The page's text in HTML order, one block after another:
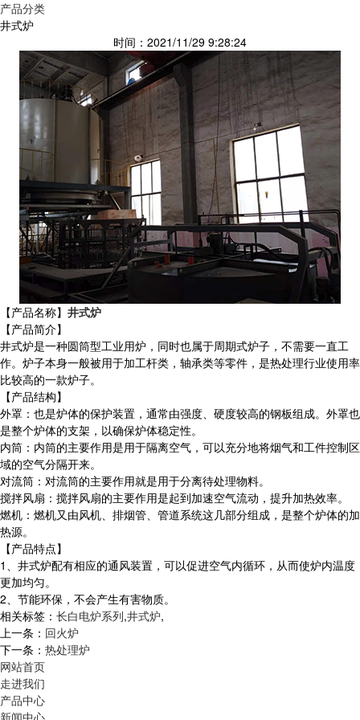
产品分类
井式炉
时间：2021/11/29 9:28:24
【产品名称】 井式炉
【产品简介】
井式炉是一种圆筒型工业用炉，同时也属于周期式炉子，不需要一直工
作。炉子本身一般被用于加工杆类，轴承类等零件，是热处理行业使用率
比较高的一款炉子。
【产品结构】
外罩：也是炉体的保护装置，通常由强度、硬度较高的钢板组成。外罩也
是整个炉体的支架，以确保炉体稳定性。
内筒：内筒的主要作用是用于隔离空气，可以充分地将烟气和工件控制区
域的空气分隔开来。
对流筒：对流筒的主要作用就是用于分离待处理物料。
搅拌风扇：搅拌风扇的主要作用是起到加速空气流动，提升加热效率。
燃机：燃机又由风机、排烟管、管道系统这几部分组成，是整个炉体的加
热源。
【产品特点】
1、井式炉配有相应的通风装置，可以促进空气内循环，从而使炉内温度
更加均匀。
2、节能环保，不会产生有害物质。
相关标签： 长白电炉系列,井式炉,
上一条： 回火炉
下一条： 热处理炉
网站首页
走进我们
产品中心
新闻中心